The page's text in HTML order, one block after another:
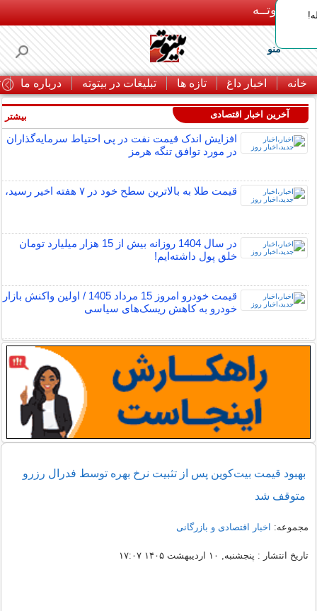
بـیتوتــه
منو
خانه اخبار داغ تازه ها تبلیغات در بیتوته درباره ما
آخرین اخبار اقتصادی
افزایش اندک قیمت نفت در پی احتیاط سرمایه‌گذاران
در مورد توافق تنگه هرمز
قیمت طلا به بالاترین سطح خود در ۷ هفته اخیر رسید،
در سال 1404 روزانه بیش از 15 هزار میلیارد تومان
خلق پول داشته‌ایم!
قیمت خودرو امروز 15 مرداد 1405 / اولین واکنش بازار
خودرو به کاهش ریسک‌های سیاسی
بیشتر
بهبود قیمت بیت‌کوین پس از تثبیت نرخ بهره توسط فدرال رزرو
متوقف شد
مجموعه: اخبار اقتصادی و بازرگانی
تاریخ انتشار : پنجشنبه, ۱۰ اردیبهشت ۱۴۰۵ ۱۷:۰۷